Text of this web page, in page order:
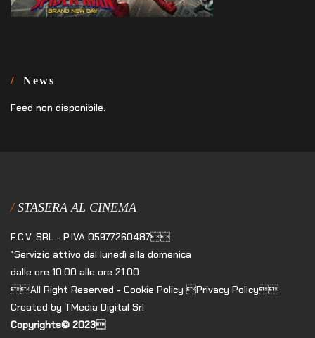
News
Feed non disponibile.
STASERA AL CINEMA
F.C.V. SRL - P.IVA 05977260487
*Servizio attivo dal lunedì alla domenica
dalle ore 10.00 alle ore 21.00
All Right Reserved - Cookie Policy Privacy Policy
Created by TMedia Digital Srl
Copyrights© 2023